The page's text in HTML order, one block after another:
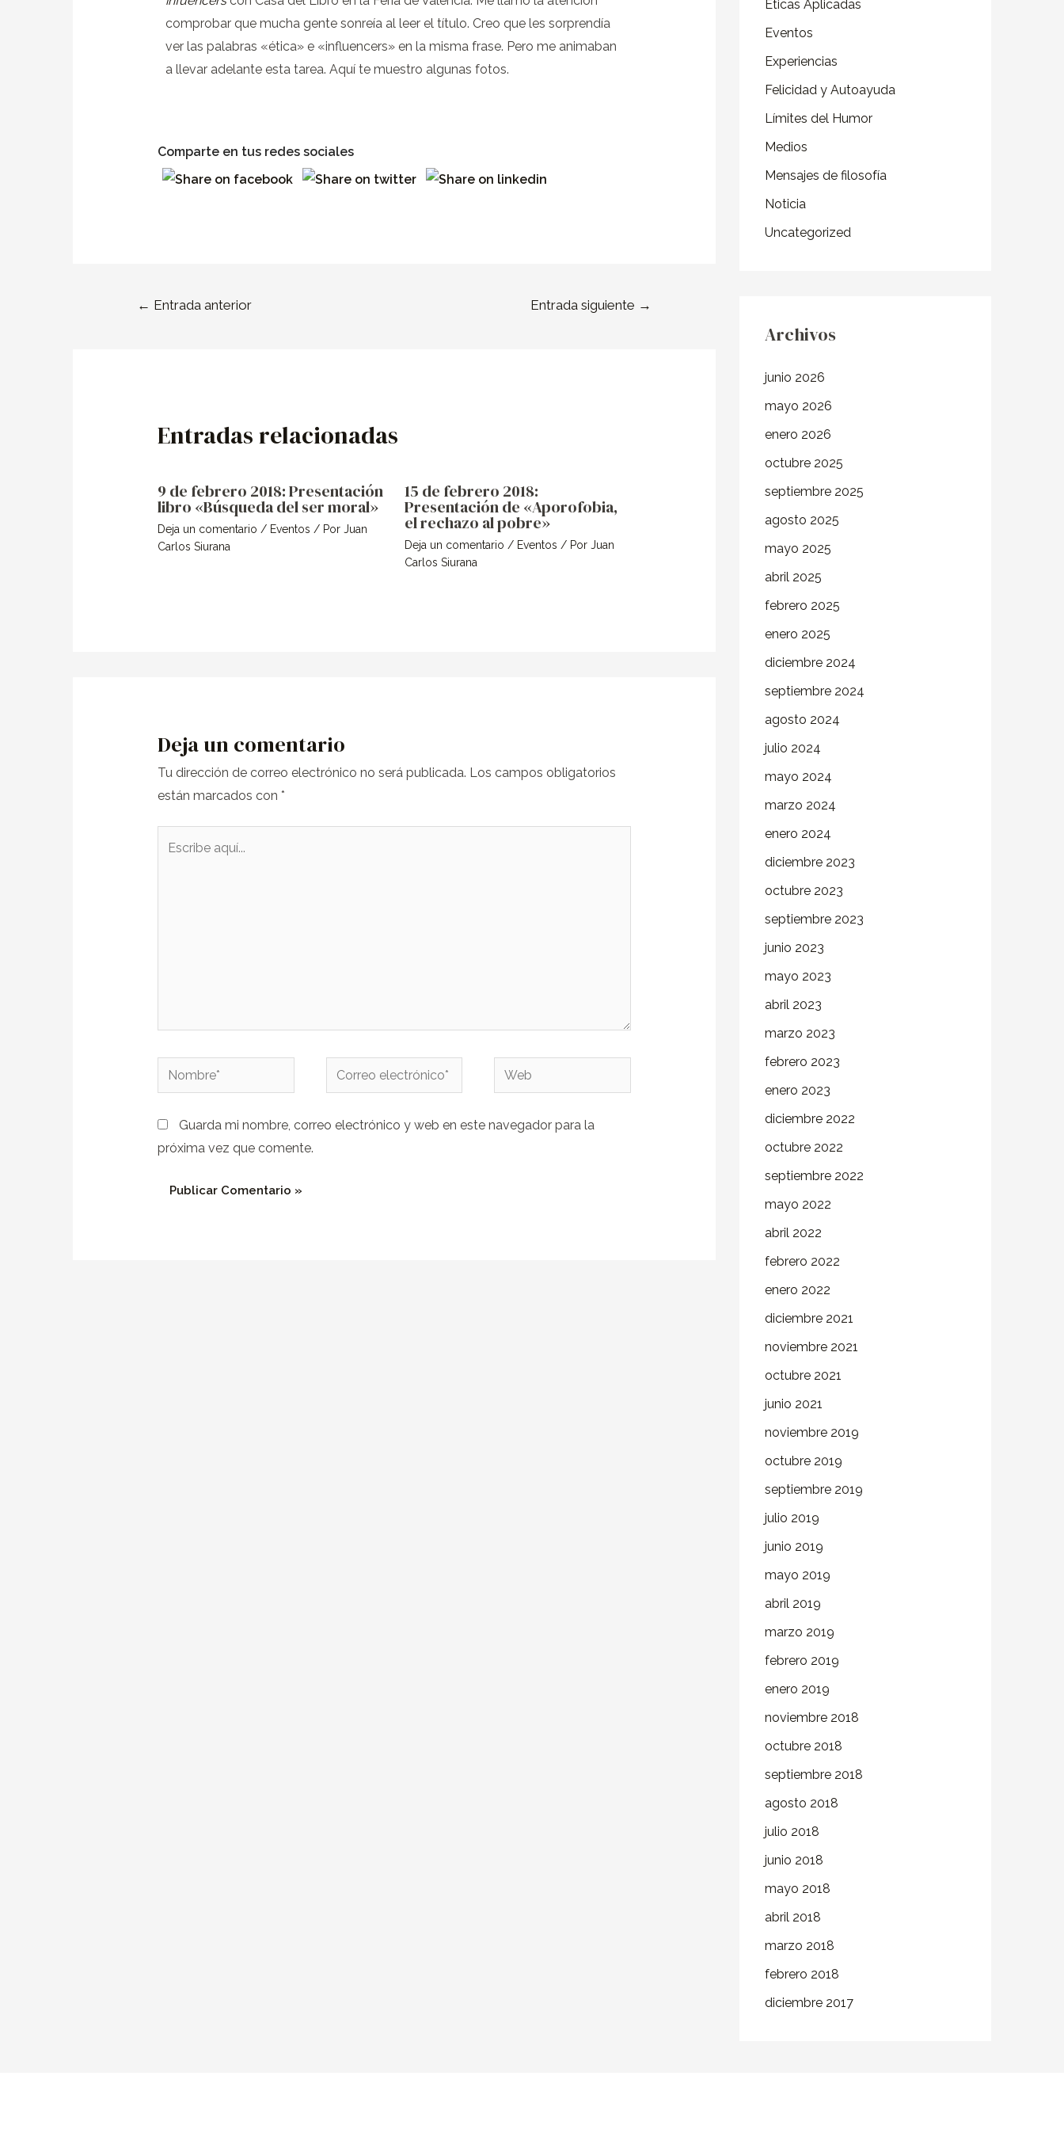
comprobar que mucha gente sonreía al leer el título. Creo que les sorprendía
ver las palabras «ética» e «influencers» en la misma frase. Pero me animaban
a llevar adelante esta tarea. Aquí te muestro algunas fotos.
Comparte en tus redes sociales
← Entrada anterior Entrada siguiente →
Entradas relacionadas
9 de febrero 2018: Presentación
libro «Búsqueda del ser moral»
Deja un comentario / Eventos / Por Juan
Carlos Siurana
15 de febrero 2018:
Presentación de «Aporofobia,
el rechazo al pobre»
Deja un comentario / Eventos / Por Juan
Carlos Siurana
Deja un comentario
Tu dirección de correo electrónico no será publicada. Los campos obligatorios
están marcados con *
Nombre*
Correo
electrónico*
Web
Guarda mi nombre, correo electrónico y web en este navegador para la
próxima vez que comente.
o
r
:
Éticas Aplicadas
Eventos
Experiencias
Felicidad y Autoayuda
Límites del Humor
Medios
Mensajes de filosofía
Noticia
Uncategorized
Archivos
junio 2026
mayo 2026
enero 2026
octubre 2025
septiembre 2025
agosto 2025
mayo 2025
abril 2025
febrero 2025
enero 2025
diciembre 2024
septiembre 2024
agosto 2024
julio 2024
mayo 2024
marzo 2024
enero 2024
diciembre 2023
octubre 2023
septiembre 2023
junio 2023
mayo 2023
abril 2023
marzo 2023
febrero 2023
enero 2023
diciembre 2022
octubre 2022
septiembre 2022
mayo 2022
abril 2022
febrero 2022
enero 2022
diciembre 2021
noviembre 2021
octubre 2021
junio 2021
noviembre 2019
octubre 2019
septiembre 2019
julio 2019
junio 2019
mayo 2019
abril 2019
marzo 2019
febrero 2019
enero 2019
noviembre 2018
octubre 2018
septiembre 2018
agosto 2018
julio 2018
junio 2018
mayo 2018
abril 2018
marzo 2018
febrero 2018
diciembre 2017